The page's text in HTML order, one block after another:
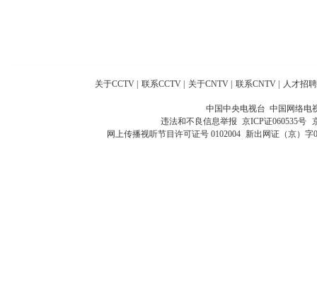
关于CCTV | 联系CCTV | 关于CNTV | 联系CNTV | 人才招聘
中国中央电视台 中国网络电
违法和不良信息举报 京ICP证060535号
网上传播视听节目许可证号 0102004 新出网证（京）